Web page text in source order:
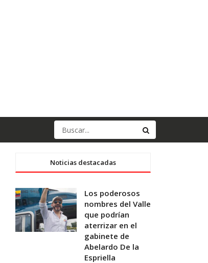
Noticias destacadas
Los poderosos
nombres del Valle
que podrían
aterrizar en el
gabinete de
Abelardo De la
Espriella